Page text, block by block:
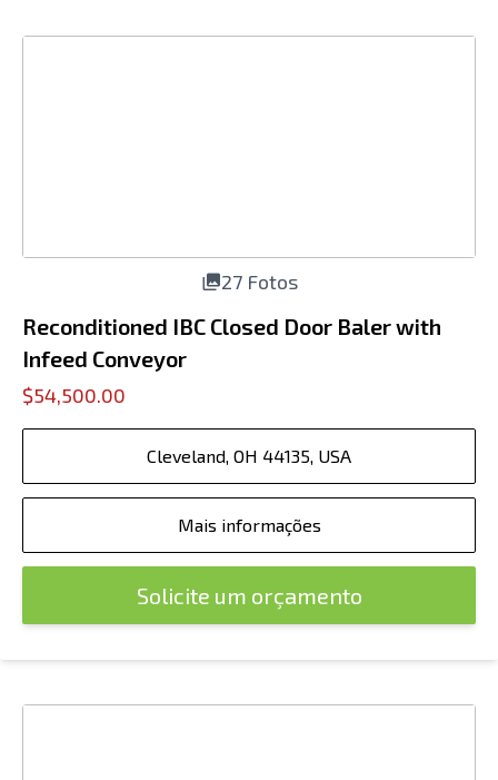
27 Fotos
Reconditioned IBC Closed Door Baler with
Infeed Conveyor
$54,500.00
Cleveland, OH 44135, USA
Mais informações
Solicite um orçamento